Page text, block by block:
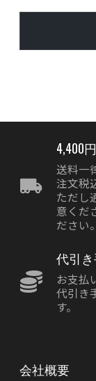
4,400
送料一
注文税
ただし
意くだ
ださい。
代引
お支払
代引き
す。
会社概要